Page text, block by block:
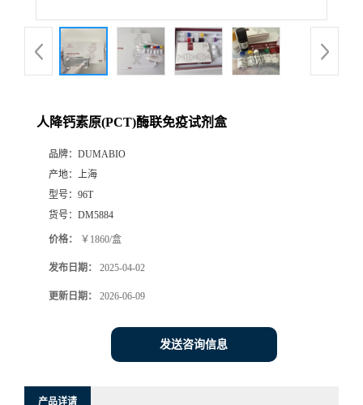
品
人降钙素原(PCT)酶联免疫试剂盒
品牌： DUMABIO
产地： 上海
型号： 96T
货号： DM5884
价格： ￥1860/盒
发布日期： 2025-04-02
更新日期： 2026-06-09
发送咨询信息
产品详请